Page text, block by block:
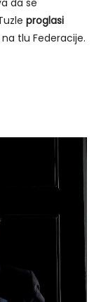
da se
proglasi
tlu Federacije.